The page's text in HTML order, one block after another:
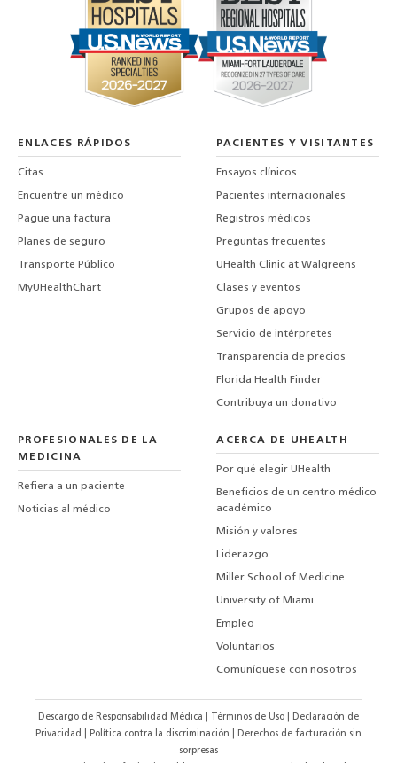
ENLACES RÁPIDOS
Citas
Encuentre un médico
Pague una factura
Planes de seguro
Transporte Público
MyUHealthChart
PACIENTES Y VISITANTES
Ensayos clínicos
Pacientes internacionales
Registros médicos
Preguntas frecuentes
UHealth Clinic at Walgreens
Clases y eventos
Grupos de apoyo
Servicio de intérpretes
Transparencia de precios
Florida Health Finder
Contribuya un donativo
PROFESIONALES DE LA
MEDICINA
Refiera a un paciente
Noticias al médico
ACERCA DE UHEALTH
Por qué elegir UHealth
Beneficios de un centro médico
académico
Misión y valores
Liderazgo
Miller School of Medicine
University of Miami
Empleo
Voluntarios
Comuníquese con nosotros
Descargo de Responsabilidad Médica Términos de Uso
Declaración de
Privacidad
Política contra la discriminación
Derechos de facturación sin
sorpresas